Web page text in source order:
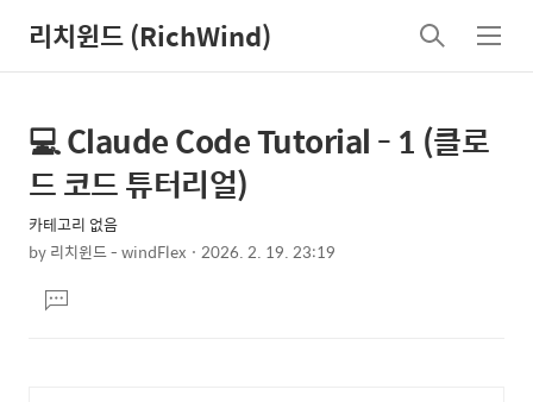
리치윈드 (RichWind)
검
색
메
뉴
상
세
컨
텐
본
문
제
목
💻 Claude Code Tutorial - 1 (클로
드 코드 튜터리얼)
카테고리 없음
by리치윈드 - windFlex 2026. 2. 19. 23:19
문댓
글